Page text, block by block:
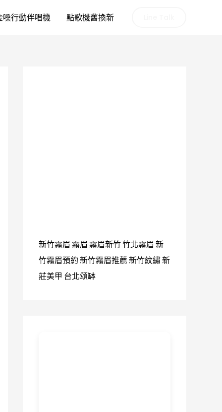
嗓行動伴唱機 點歌機舊換新
新竹霧眉 霧眉 霧眉新竹竹北霧眉 新
竹霧眉預約 新竹霧眉推薦 新竹紋繡新
莊美甲 台北頌缽